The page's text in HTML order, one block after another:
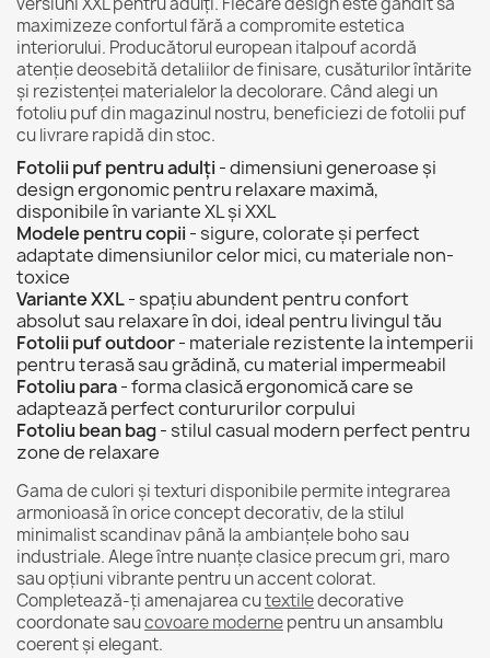
maximizeze confortul fără a compromite estetica
interiorului. Producătorul european italpouf acordă
atenție deosebită detaliilor de finisare, cusăturilor întărite
și rezistenței materialelor la decolorare. Când alegi un
fotoliu puf din magazinul nostru, beneficiezi de fotolii puf
cu livrare rapidă din stoc.
Fotolii puf pentru adulți - dimensiuni generoase și
design ergonomic pentru relaxare maximă,
disponibile în variante XL și XXL
Modele pentru copii - sigure, colorate și perfect
adaptate dimensiunilor celor mici, cu materiale non-
toxice
Variante XXL- spațiu abundent pentru confort
absolut sau relaxare în doi, ideal pentru livingul tău
Fotolii puf outdoor- materiale rezistente la intemperii
pentru terasă sau grădină, cu material impermeabil
Fotoliu para- forma clasică ergonomică care se
adaptează perfect contururilor corpului
Fotoliu bean bag- stilul casual modern perfect pentru
zone de relaxare
Gama de culori și texturi disponibile permite integrarea
armonioasă în orice concept decorativ, de la stilul
minimalist scandinav până la ambianțele boho sau
industriale. Alege între nuanțe clasice precum gri, maro
sau opțiuni vibrante pentru un accent colorat.
Completează-ți amenajarea cutextiledecorative
coordonate saucovoare modernepentru un ansamblu
coerent și elegant.